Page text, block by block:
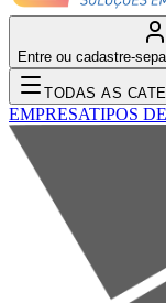
Entre ou cadastre-se
TODAS AS
EMPRESATIPOS